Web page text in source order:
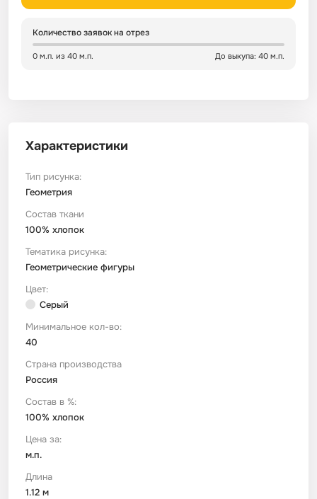
Количество заявок на отрез
0 м.п. из 40 м.п. До выкупа: 40 м.п.
Характеристики
Тип рисунка:
Геометрия
Состав ткани
100% хлопок
Тематика рисунка:
Геометрические фигуры
Цвет:
Серый
Минимальное кол-во:
40
Страна производства
Россия
Состав в %:
100% хлопок
Цена за:
м.п.
Длина
1.12 м
Сатин
Сатин Страйп
Сатин Твил
Сетка
Ситец
Спанбонд
ТиСи Твил
Трикотаж
Тюль
Фланель
Флис
Шелк Армани
Штапель
Зеленый
Детский
Город / архитектура
Морская тема
Космос
Техника / транспорт
Этнический